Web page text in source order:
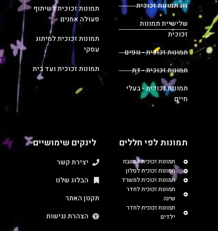
זוג תמונות זכוכית
שלישיית תמונות
זכוכית
תמונות זכוכית - נופים
תמונות זכוכית - דת
תמונות זכוכית - בעלי
חיים
תמונות זכוכית לשיתוף
פעולה אמנים
תמונות זכוכית למיתוג
עסקי
תמונות זכוכית ועד בית
תמונות לפי חללים
תמונות זכוכית למטבח
תמונות זכוכית לסלון
תמונות זכוכית למשרד
תמונות זכוכית לחדר
שינה
תמונות זכוכית לחדר
ילדים
לינקים שימושיים
יצירת קשר
הבלוג שלנו
תקנון האתר
הצהרת נגישות